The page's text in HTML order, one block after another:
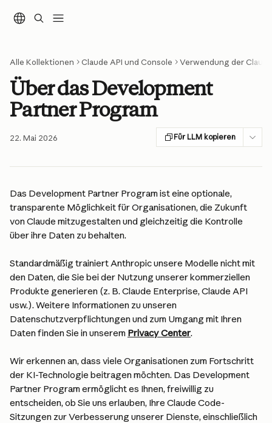
Alle Kollektionen Claude API und Console Verwendung der
Über das Development
Partner Program
22. Mai 2026 Für LLM kopieren
Das Development Partner Program ist eine optionale,
transparente Möglichkeit für Organisationen, die Zukunft
von Claude mitzugestalten und gleichzeitig die Kontrolle
über ihre Daten zu behalten.
Standardmäßig trainiert Anthropic unsere Modelle nicht mit
den Daten, die Sie bei der Nutzung unserer kommerziellen
Produkte generieren (z. B. Claude Enterprise, Claude API
usw.). Weitere Informationen zu unseren
Datenschutzverpflichtungen und zum Umgang mit Ihren
Daten finden Sie in unserem Privacy Center.
Wir erkennen an, dass viele Organisationen zum Fortschritt
der KI-Technologie beitragen möchten. Das Development
Partner Program ermöglicht es Ihnen, freiwillig zu
entscheiden, ob Sie uns erlauben, Ihre Claude Code-
Sitzungen zur Verbesserung unserer Dienste, einschließlich